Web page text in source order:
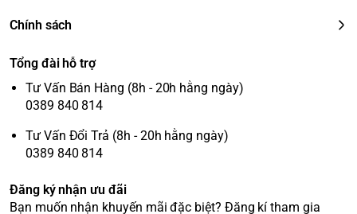
Chính sách
Tổng đài hỗ trợ
Tư Vấn Bán Hàng (8h - 20h hằng ngày)
0389 840 814
Tư Vấn Đổi Trả (8h - 20h hằng ngày)
0389 840 814
Đăng ký nhận ưu đãi
Bạn muốn nhận khuyến mãi đặc biệt? Đăng kí tham gia